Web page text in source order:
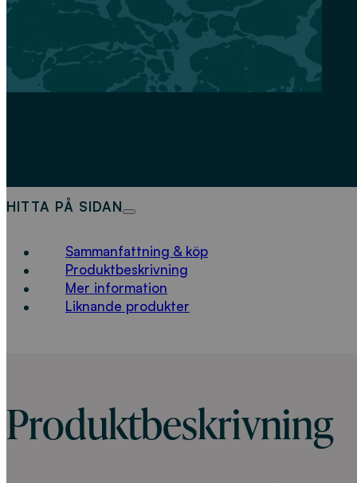
HITTA PÅ SIDAN
Sammanfattning & köp
Produktbeskrivning
Mer information
Liknande produkter
Produktbeskrivning